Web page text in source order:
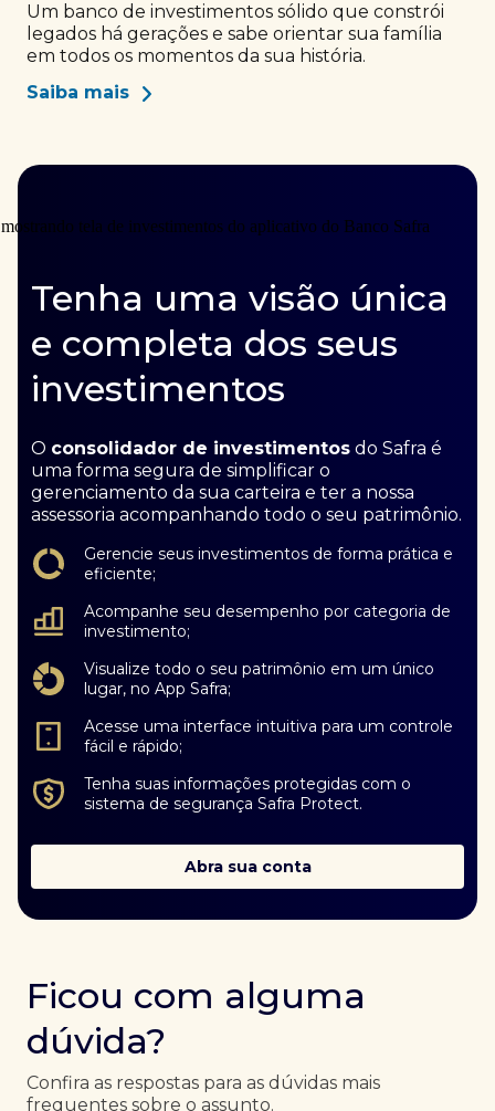
Um banco de investimentos sólido que constrói
legados há gerações e sabe orientar sua família
em todos os momentos da sua história.
Saiba mais
Tenha uma visão única
e completa dos seus
investimentos
O consolidador de investimentos do Safra é
uma forma segura de simplificar o
gerenciamento da sua carteira e ter a nossa
assessoria acompanhando todo o seu patrimônio.
Gerencie seus investimentos de forma prática e
eficiente;
Acompanhe seu desempenho por categoria de
investimento;
Visualize todo o seu patrimônio em um único
lugar, no App Safra;
Acesse uma interface intuitiva para um controle
fácil e rápido;
Tenha suas informações protegidas com o
sistema de segurança Safra Protect.
Abra sua conta
Ficou com alguma
dúvida?
Confira as respostas para as dúvidas mais
frequentes sobre o assunto.